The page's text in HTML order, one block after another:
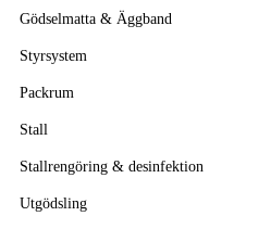
Gödselmatta & Äggband
Styrsystem
Packrum
Stall
Stallrengöring & desinfektion
Utgödsling